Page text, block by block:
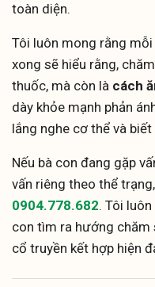
toàn diện.
Tôi luôn mong rằng
xong sẽ hiểu rằng,
thuốc, mà còn là cách
dày khỏe mạnh phản
lắng nghe cơ thể và
Nếu bà con đang gặp
vấn riêng theo thể
0904.778.682. Tôi
con tìm ra hướng chăm
cổ truyền kết hợp hiện